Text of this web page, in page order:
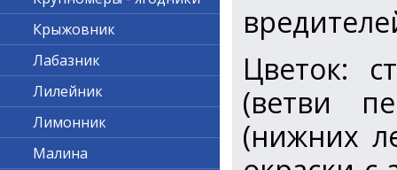
Цветок:
(ветви
(нижних
Крыжовник
Лабазник
Лилейник
Лимонник
Малина